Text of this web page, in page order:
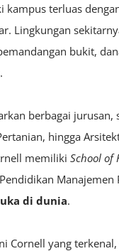
kampus terluas
Lingkungan
bukit,
berbagai jurusan,
hingga
memiliki School of
Manajemen
di dunia.
Cornell yang